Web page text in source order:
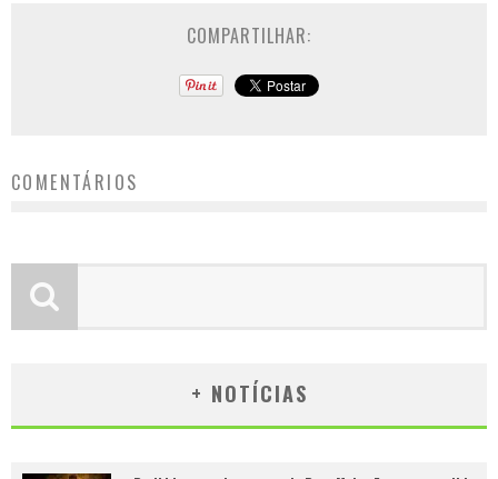
COMPARTILHAR:
COMENTÁRIOS
+ NOTÍCIAS